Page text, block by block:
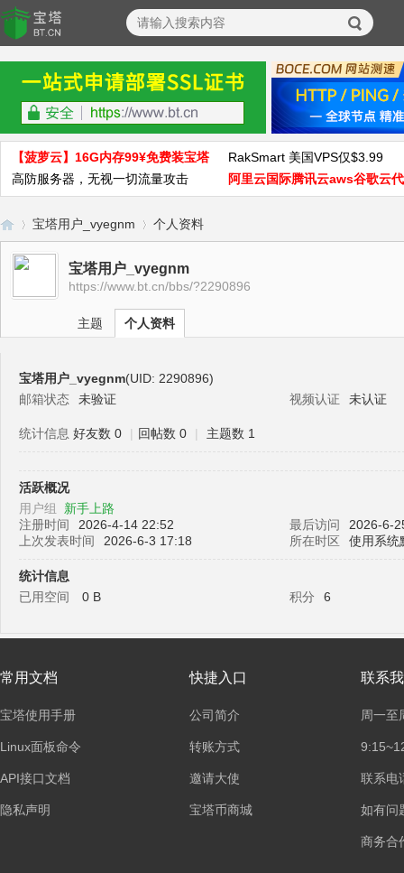
【菠萝云】16G内存99¥免费装宝塔
RakSmart 美国VPS仅$3.99
高防服务器，无视一切流量攻击
阿里云国际腾讯云aws谷歌云
宝›
宝塔用户_vyegnm 个人资料
宝塔用户_vyegnm
https://www.bt.cn/bbs/?2290896
主题 个人资料
宝塔用户_vyegnm(UID: 2290896)
邮箱状态
未验证 视频认证 未认证
统计信息 好友数 0 | 回帖数 0 | 主题数 1
活跃概况
用户组 新手上路
注册时间
2026-4-14 22:52 最后访问
2026-6-
上次发表时间
2026-6-3 17:18 所在时区 使用系统
统计信息
已用空间
0 B 积分 6
常用文档
宝塔使用手册
Linux面板命令
API接口文档
隐私声明
快捷入口
公司简介
转账方式
邀请大使
宝塔币商城
联系
周一至
联系电
如有问
商务合